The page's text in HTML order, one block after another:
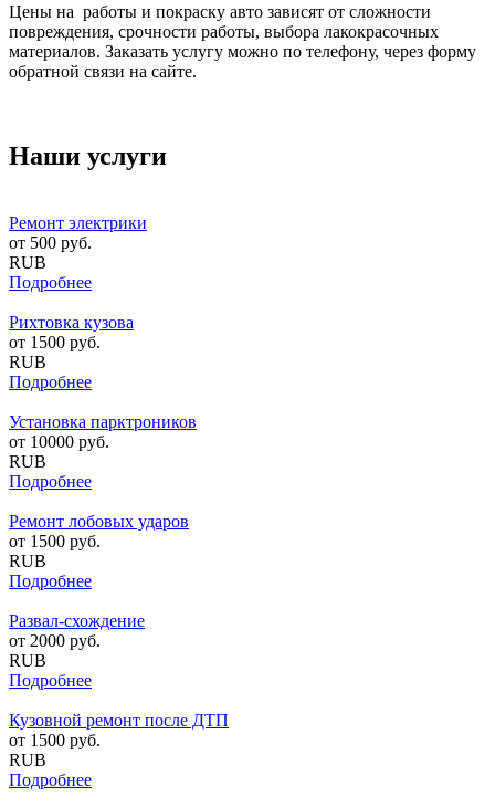
Цены на работы и покраску авто зависят от сложности
повреждения, срочности работы, выбора лакокрасочных
материалов. Заказать услугу можно по телефону, через форму
обратной связи на сайте.
Наши услуги
Ремонт электрики
от 500 руб.
RUB
Подробнее
Рихтовка кузова
от 1500 руб.
RUB
Подробнее
Установка парктроников
от 10000 руб.
RUB
Подробнее
Ремонт лобовых ударов
от 1500 руб.
RUB
Подробнее
Развал-схождение
от 2000 руб.
RUB
Подробнее
Кузовной ремонт после ДТП
от 1500 руб.
RUB
Подробнее